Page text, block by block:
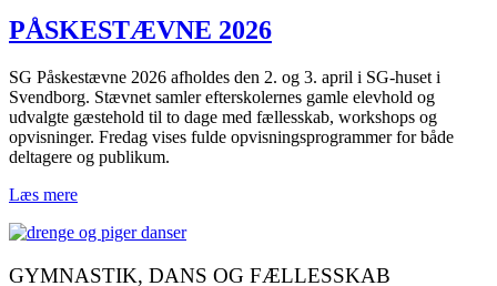
PÅSKESTÆVNE 2026
SG Påskestævne 2026 afholdes den 2. og 3. april i SG-huset i
Svendborg. Stævnet samler efterskolernes gamle elevhold og
udvalgte gæstehold til to dage med fællesskab, workshops og
opvisninger. Fredag vises fulde opvisningsprogrammer for både
deltagere og publikum.
Læs mere
GYMNASTIK, DANS OG FÆLLESSKAB